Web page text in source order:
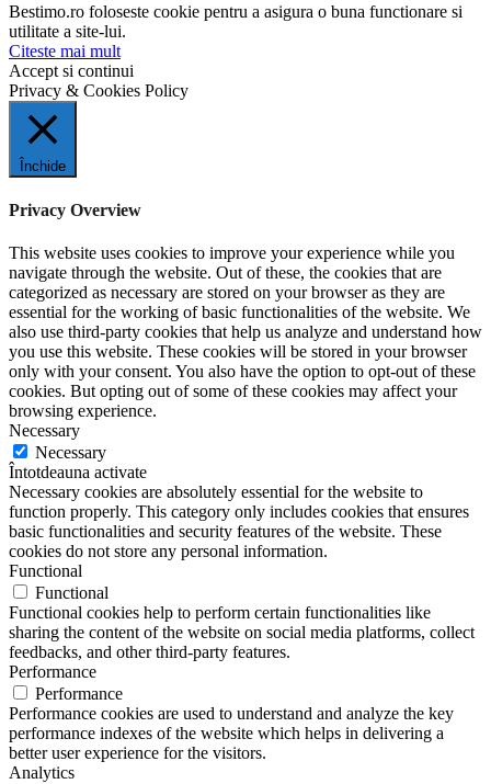
Bestimo.ro foloseste cookie pentru a asigura o buna functionare si
utilitate a site-lui.
Citeste mai mult
Accept si continui
Privacy & Cookies Policy
Închide
Privacy Overview
This website uses cookies to improve your experience while you
navigate through the website. Out of these, the cookies that are
categorized as necessary are stored on your browser as they are
essential for the working of basic functionalities of the website. We
also use third-party cookies that help us analyze and understand how
you use this website. These cookies will be stored in your browser
only with your consent. You also have the option to opt-out of these
cookies. But opting out of some of these cookies may affect your
browsing experience.
Necessary
Necessary
Întotdeauna activate
Necessary cookies are absolutely essential for the website to
function properly. This category only includes cookies that ensures
basic functionalities and security features of the website. These
cookies do not store any personal information.
Functional
Functional
Functional cookies help to perform certain functionalities like
sharing the content of the website on social media platforms, collect
feedbacks, and other third-party features.
Performance
Performance
Performance cookies are used to understand and analyze the key
performance indexes of the website which helps in delivering a
better user experience for the visitors.
Analytics